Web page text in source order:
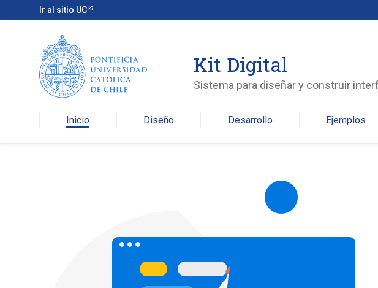
Ir al sitio UC
Kit Digital
Sistema para diseñar y construir
Inicio Diseño Desarrollo Ejemplos